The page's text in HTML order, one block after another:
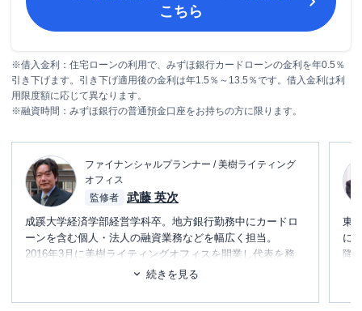
こちら
※借入金利：住宅ローンの利用で、みずほ銀行カードローンの金利を年0.5％
引き下げます。引き下げ適用後の金利は年1.5％～13.5％です。借入金利は利
用限度額に応じて異なります。
※融資時間：みずほ銀行の普通預金口座をお持ちの方に限ります。
ファイナンシャルプランナー / 美樹ライティング
オフィス
監修者
武藤 英次
成蹊大学経済学部経営学科卒。地方銀行勤務中にカードロ
ーンを含む個人・法人の融資業務などを幅広く担当。
2016年3月に美樹ライティングオフィスを開業し代表を務
ノ演奏、甲子園を目指す長男の高校野球応援など。
続きを見る
東
に
降
フ